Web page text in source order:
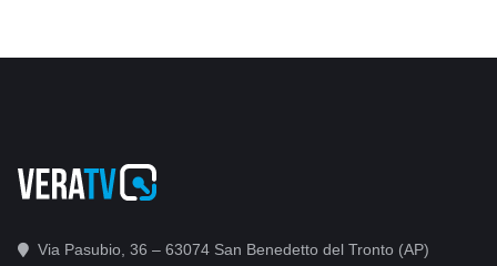
Via Pasubio, 36 – 63074 San Benedetto del Tronto (AP)